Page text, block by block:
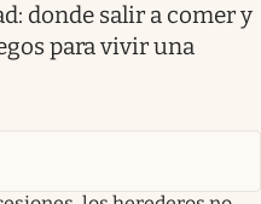
donde salir a comer y
para vivir una